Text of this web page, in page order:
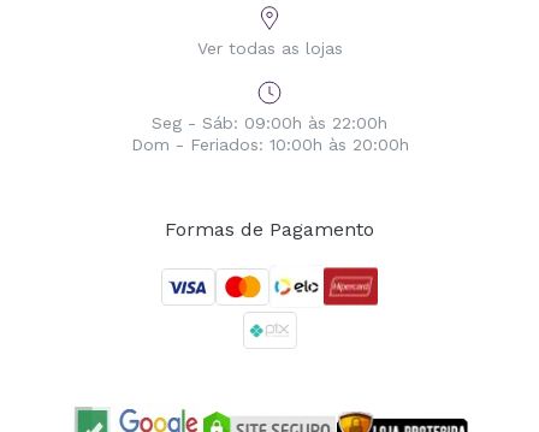
Ver todas as lojas
Seg - Sáb: 09:00h às 22:00h
Dom - Feriados: 10:00h às 20:00h
Formas de Pagamento